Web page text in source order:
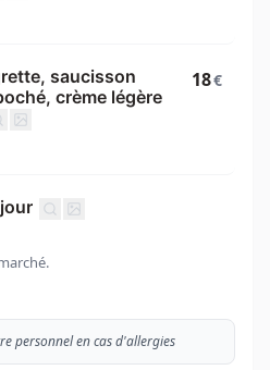
saucisson
crème légère
18€
personnel en cas d'allergies